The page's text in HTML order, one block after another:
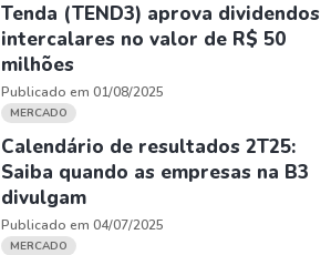
Tenda (TEND3) aprova dividendos
intercalares no valor de R$ 50
milhões
Publicado em 01/08/2025
MERCADO
Calendário de resultados 2T25:
Saiba quando as empresas na B3
divulgam
Publicado em 04/07/2025
MERCADO